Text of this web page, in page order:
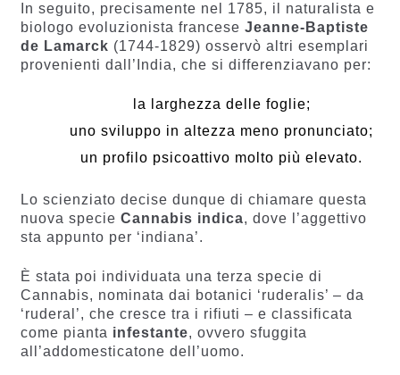
In seguito, precisamente nel 1785, il naturalista e
biologo evoluzionista francese Jeanne-Baptiste
de Lamarck (1744-1829) osservò altri esemplari
provenienti dall’India, che si differenziavano per:
la larghezza delle foglie;
uno sviluppo in altezza meno pronunciato;
un profilo psicoattivo molto più elevato.
Lo scienziato decise dunque di chiamare questa
nuova specie Cannabis indica, dove l’aggettivo
sta appunto per ‘indiana’.
È stata poi individuata una terza specie di
Cannabis, nominata dai botanici ‘ruderalis’ – da
‘ruderal’, che cresce tra i rifiuti – e classificata
come pianta infestante, ovvero sfuggita
all’addomesticatone dell’uomo.